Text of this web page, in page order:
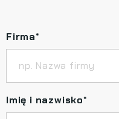
Firma*
Imię i nazwisko*